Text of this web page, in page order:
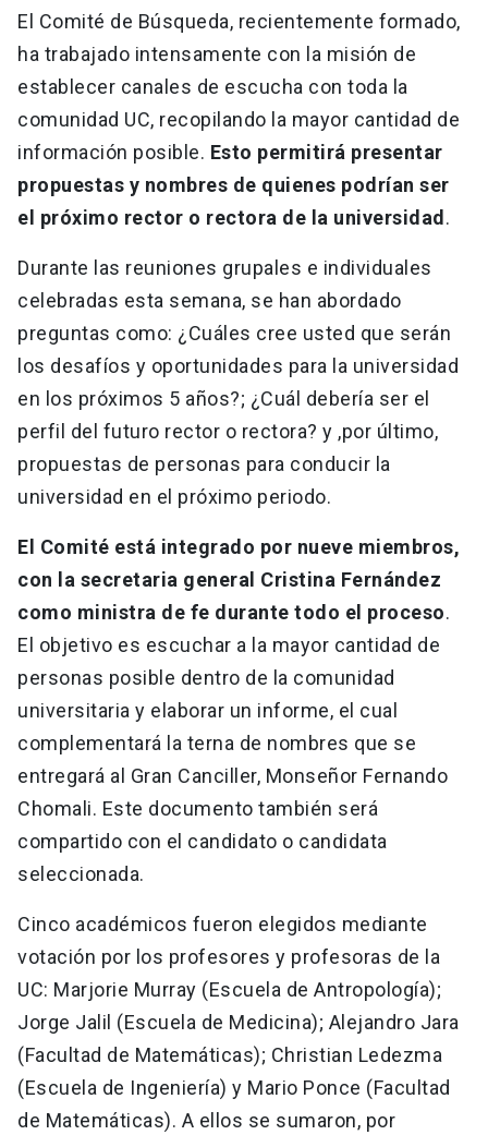
El Comité de Búsqueda, recientemente formado,
ha trabajado intensamente con la misión de
establecer canales de escucha con toda la
comunidad UC, recopilando la mayor cantidad de
información posible. Esto permitirá presentar
propuestas y nombres de quienes podrían ser
el próximo rector o rectora de la universidad .
Durante las reuniones grupales e individuales
celebradas esta semana, se han abordado
preguntas como: ¿Cuáles cree usted que serán
los desafíos y oportunidades para la universidad
en los próximos 5 años?; ¿Cuál debería ser el
perfil del futuro rector o rectora? y ,por último,
propuestas de personas para conducir la
universidad en el próximo periodo.
El Comité está integrado por nueve miembros,
con la secretaria general Cristina Fernández
como ministra de fe durante todo el proceso.
El objetivo es escuchar a la mayor cantidad de
personas posible dentro de la comunidad
universitaria y elaborar un informe, el cual
complementará la terna de nombres que se
entregará al Gran Canciller, Monseñor Fernando
Chomali. Este documento también será
compartido con el candidato o candidata
seleccionada.
Cinco académicos fueron elegidos mediante
votación por los profesores y profesoras de la
UC: Marjorie Murray (Escuela de Antropología);
Jorge Jalil (Escuela de Medicina); Alejandro Jara
(Facultad de Matemáticas); Christian Ledezma
(Escuela de Ingeniería) y Mario Ponce (Facultad
de Matemáticas). A ellos se sumaron, por